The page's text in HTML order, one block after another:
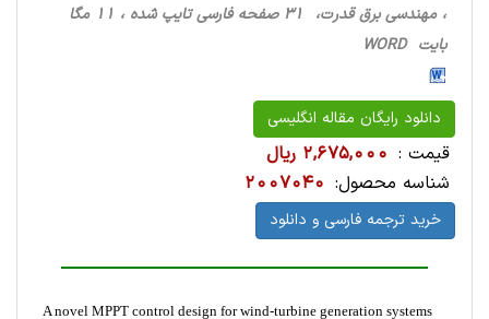
، مهندسی برق قدرت، 31 صفحه فارسی تایپ شده ، 11 مگا
بایت WORD
دانلود رایگان مقاله انگلیسی
قیمت : 2,675,000 ریال
شناسه محصول: 2007040
خرید ترجمه فارسی و دانلود
A novel MPPT control design for wind-turbine generation systems